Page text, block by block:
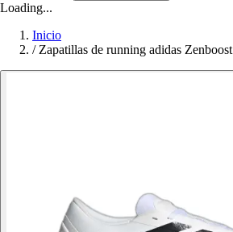
Loading...
Inicio
/ Zapatillas de running adidas Zenboost